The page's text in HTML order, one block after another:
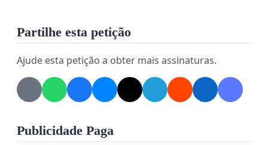
responsáveis.Proponho, portanto, a criação de
maior número possível de assinaturas, com a
participação dos cidadãos lesados;
competentes, exigindo a apuração das causas dos
Partilhe esta petição
Ajude esta petição a obter mais assinaturas.
Publicidade Paga